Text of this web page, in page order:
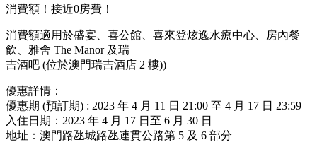
消費額！接近0房費！
消費額適用於盛宴、喜公館、喜來登炫逸水療中心、房內餐
飲、雅舍 The Manor 及瑞
吉酒吧 (位於澳門瑞吉酒店 2 樓))
優惠詳情：
優惠期 (預訂期) : 2023 年 4 月 11 日 21:00 至 4 月 17 日 23:59
入住日期：2023 年 4 月 17 日至 6 月 30 日
地址：澳門路氹城路氹連貫公路第 5 及 6 部分